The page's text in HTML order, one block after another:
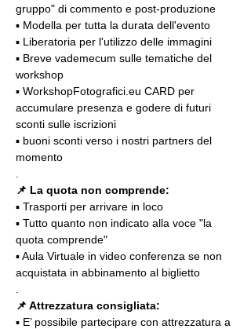
gruppo" di commento e post-produzione
▪️ Modella per tutta la durata dell'evento
▪️ Liberatoria per l'utilizzo delle immagini
▪️ Breve vademecum sulle tematiche del
workshop
▪️ WorkshopFotografici.eu CARD per
accumulare presenza e godere di futuri
sconti sulle iscrizioni
▪️ buoni sconti verso i nostri partners del
momento
📌 La quota non comprende:
▪️ Trasporti per arrivare in loco
▪️ Tutto quanto non indicato alla voce "la
quota comprende"
▪️ Aula Virtuale in video conferenza se non
acquistata in abbinamento al biglietto
📌 Attrezzatura consigliata:
▪️ E’ possibile partecipare con attrezzatura a